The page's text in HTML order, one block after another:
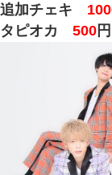
追加チェキ
タピオカ 500 円